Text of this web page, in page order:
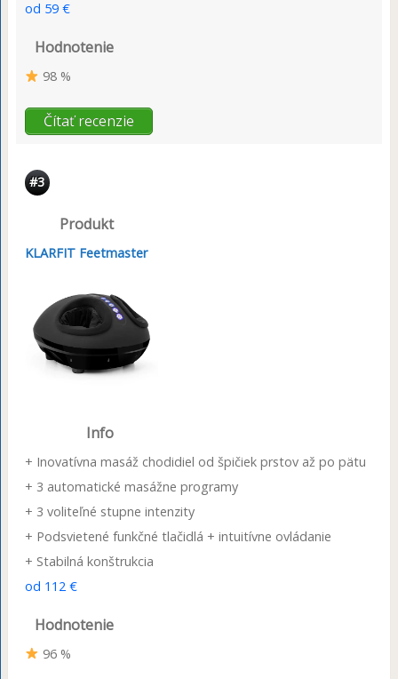
od 59 €
Hodnotenie
98 %
Čítať recenzie
#3
Produkt
KLARFIT Feetmaster
Info
+ Inovatívna masáž chodidiel od špičiek prstov až po pätu
+ 3 automatické masážne programy
+ 3 voliteľné stupne intenzity
+ Podsvietené funkčné tlačidlá + intuitívne ovládanie
+ Stabilná konštrukcia
od 112 €
Hodnotenie
96 %